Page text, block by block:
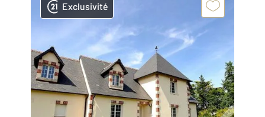
Exclusivité